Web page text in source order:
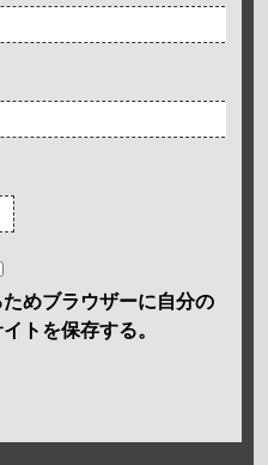
めブラウザーに自分の
トを保存する。